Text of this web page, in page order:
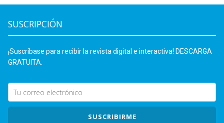
SUSCRIPCIÓN
¡Suscríbase para recibir la revista digital e interactiva! DESCARGA
GRATUITA.
SUSCRIBIRME